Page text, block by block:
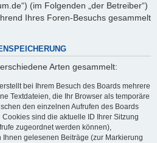
(im Folgenden „der Betreiber“)
Ihres Foren-Besuchs gesammelt
Arten gesammelt:
bei Ihrem Besuch des Boards mehrere
Textdateien, die Ihr Browser als temporäre
den einzelnen Aufrufen des Boards
sind die aktuelle ID Ihrer Sitzung
zugeordnet werden können),
Ihnen gelesenen Beiträge (zur Markierung